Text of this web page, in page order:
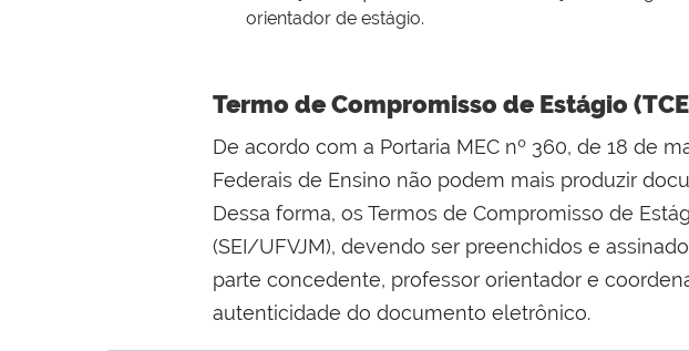
orientador de estágio.
Termo de Compromisso de Estágio
De acordo com a Portaria MEC nº 360, de 18 de
Federais de Ensino não podem mais produzir
Dessa forma, os Termos de Compromisso de
(SEI/UFVJM), devendo ser preenchidos e
parte concedente, professor orientador e
autenticidade do documento eletrônico.